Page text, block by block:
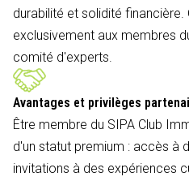
durabilité et solidité
exclusivement aux membres
comité d'experts.
Avantages et privilèges
Être membre du SIPA Club
d'un statut premium : accès à
invitations à des expériences